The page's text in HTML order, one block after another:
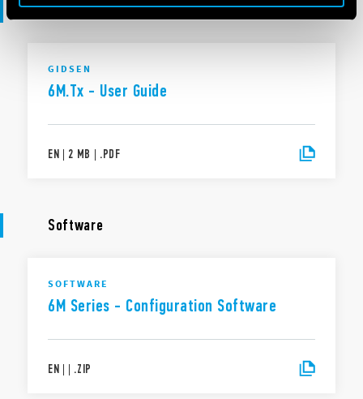
Guide
GIDSEN
6M.Tx - User Guide
EN | 2 MB | .PDF
Software
SOFTWARE
6M Series - Configuration Software
EN | | .ZIP